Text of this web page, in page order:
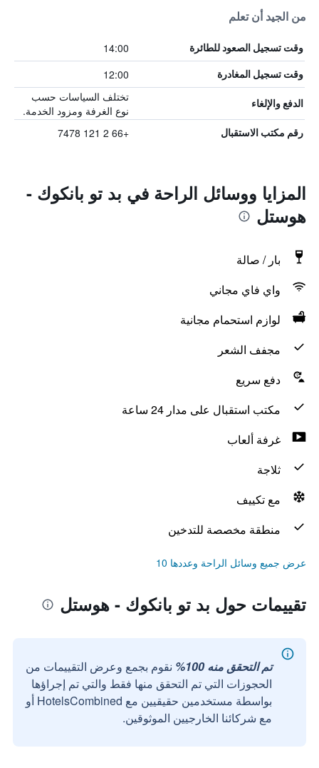
من الجيد أن تعلم
وقت تسجيل الصعود للطائرة 14:00
وقت تسجيل المغادرة 12:00
الدفع والإلغاء
تختلف السياسات حسب
نوع الغرفة ومزود الخدمة.
رقم مكتب الاستقبال +66 2 121 7478
المزايا ووسائل الراحة في بد تو بانكوك -
هوستل
بار / صالة
واي فاي مجاني
لوازم استحمام مجانية
مجفف الشعر
دفع سريع
مكتب استقبال على مدار 24 ساعة
غرفة ألعاب
ثلاجة
مع تكييف
منطقة مخصصة للتدخين
عرض جميع وسائل الراحة وعددها 10
تقييمات حول بد تو بانكوك - هوستل
تم التحقق منه 100%
نقوم بجمع وعرض التقييمات من
الحجوزات التي تم التحقق منها فقط والتي تم إجراؤها
بواسطة مستخدمين حقيقيين مع HotelsCombined أو
مع شركائنا الخارجيين الموثوقين.